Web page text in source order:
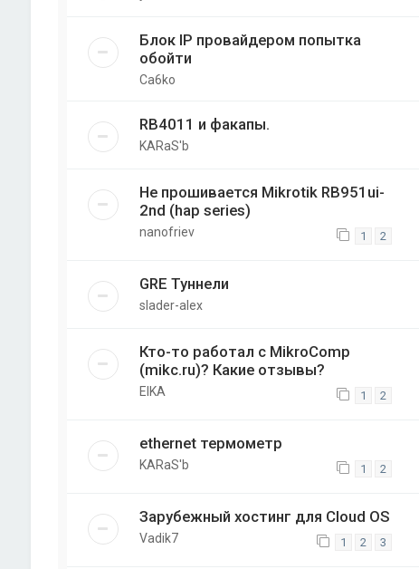
Блок IP провайдером попытка
обойти
Ca6ko
RB4011 и факапы.
KARaS'b
Не прошивается Mikrotik RB951ui-
2nd (hap series)
nanofriev 1 2
GRE Туннели
slader-alex
Кто-то работал с MikroComp
(mikc.ru)? Какие отзывы?
EIKA 1 2
ethernet термометр
KARaS'b 1 2
Зарубежный хостинг для Cloud OS
Vadik7 1 2 3